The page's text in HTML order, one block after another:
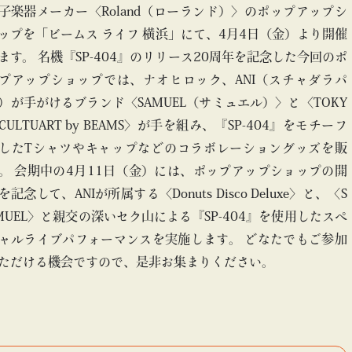
楽器メーカー〈Roland（ローランド）〉のポップアップシ
プを「ビームス ライフ 横浜」にて、4月4日（金）より開催
す。 名機『SP-404』のリリース20周年を記念した今回のポ
アップショップでは、ナオヒロック、ANI（スチャダラパ
が手がけるブランド〈SAMUEL（サミュエル）〉と〈TOKY
by BEAMS〉が手を組み、『SP-404』をモチーフ
たTシャツやキャップなどのコラボレーショングッズを販
会期中の4月11日（金）には、ポップアップショップの開
記念して、ANIが所属する〈Donuts Disco Deluxe〉と、〈S
〉と親交の深いセク山による『SP-404』を使用したスペ
ルライブパフォーマンスを実施します。 どなたでもご参加
だける機会ですので、是非お集まりください。